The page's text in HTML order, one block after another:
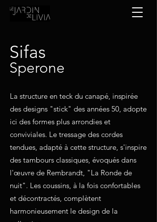
Sifas
Sperone
La structure en teck du canapé, inspirée
des designs "stick" des années 50, adopte
ici des formes plus arrondies et
conviviales. Le tressage des cordes
tendues, adapté à cette structure, s'inspire
des tambours classiques, évoqués dans
l'œuvre de Rembrandt, "La Ronde de
nuit". Les coussins, à la fois confortables
et décontractés, complètent
harmonieusement le design de la